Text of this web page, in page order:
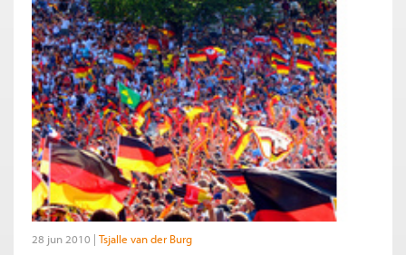
28 jun 2010 Tsjalle van der Burg